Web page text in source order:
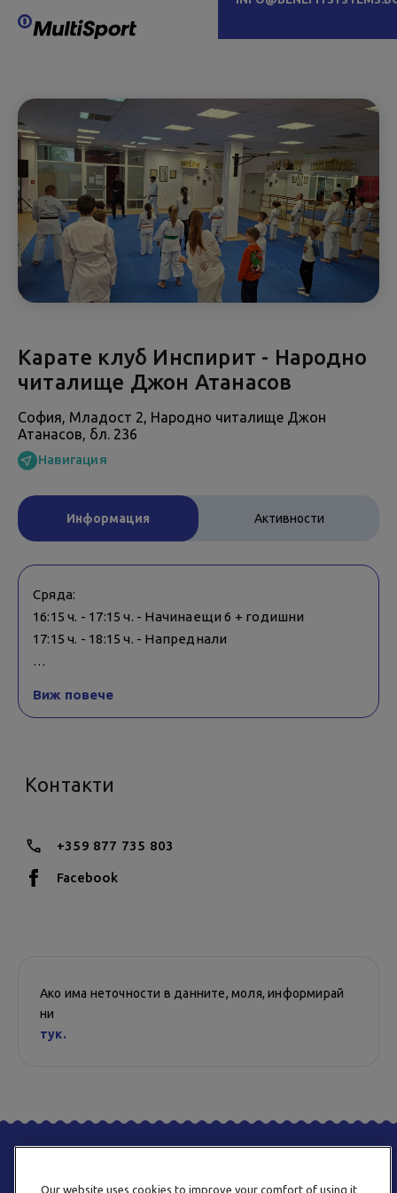
Карате клуб Инспирит - Народно
читалище Джон Атанасов
София, Младост 2, Народно читалище Джон
Атанасов, бл. 236
Навигация
Информация Активности
Сряда:
16:15 ч. - 17:15 ч. - Начинаещи 6 + годишни
17:15 ч. - 18:15 ч. - Напреднали
15:00 ч. - 16:30 ч. - Напреднали
Виж повече
Контакти
+359 877 735 803
Facebook
Ако има неточности в данните, моля, информирай
ни
тук.
Our website uses cookies to improve your comfort of using it